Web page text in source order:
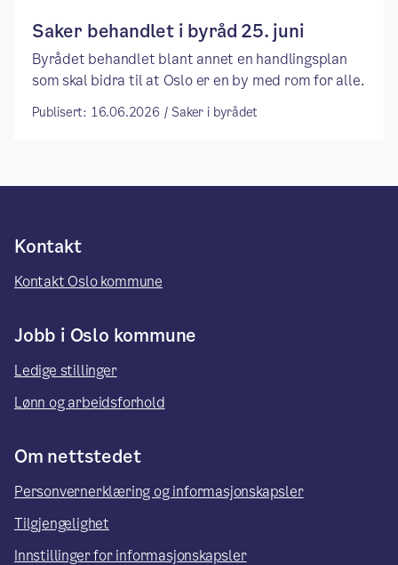
Saker behandlet i byråd 25. juni
Byrådet behandlet blant annet en handlingsplan
som skal bidra til at Oslo er en by med rom for alle.
Publisert: 16.06.2026 / Saker i byrådet
Kontakt
Kontakt Oslo kommune
Jobb i Oslo kommune
Ledige stillinger
Lønn og arbeidsforhold
Om nettstedet
Personvernerklæring og informasjonskapsler
Tilgjengelighet
Innstillinger for informasjonskapsler